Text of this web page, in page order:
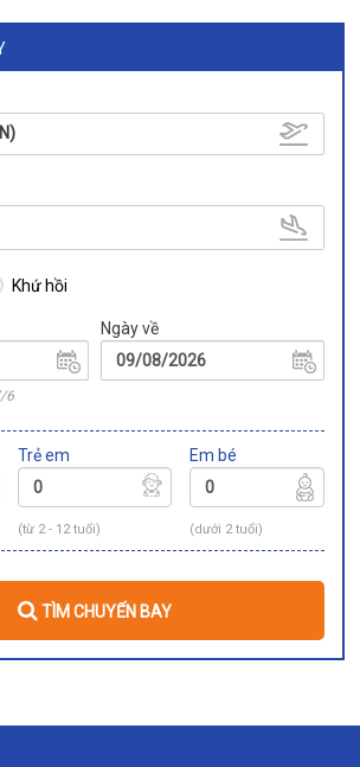
Khứ hồi
6
Ngày về
Trẻ em
(từ 2 - 12 tuổi)
Em bé
(dưới 2 tuổi)
TÌM CHUYẾN BAY